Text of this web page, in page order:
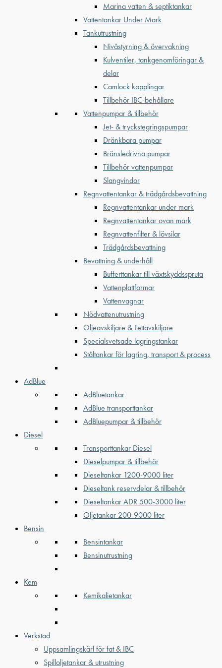
Marina vatten & septiktankar
Vattentankar Under Mark
Tankutrustning
Nivåstyrning & övervakning
Kulventiler, tankgenomföringar &
delar
Camlock kopplingar
Tillbehör IBC-behållare
Vattenpumpar & tillbehör
Jet- & tryckstegringspumpar
Dränkbara pumpar
Bränsledrivna pumpar
Tillbehör vattenpumpar
Slangvindor
Regnvattentankar & trädgårdsbevattning
Regnvattentankar under mark
Regnvattentankar ovan mark
Regnvattenfilter & lövsilar
Trädgårdsbevattning
Bevattning & underhåll
Bufferttankar till växtskyddsspruta
Vattenplattformar
Vattenvagnar
Nödvattenutrustning
Oljeavskiljare & Fettavskiljare
Specialsvetsade lagringstankar
Ståltankar för lagring, transport & process
AdBlue
AdBluetankar
AdBlue transporttankar
AdBluepumpar & tillbehör
Diesel
Transporttankar Diesel
Dieselpumpar & tillbehör
Dieseltankar 1200-9000 liter
Dieseltank reservdelar & tillbehör
Dieseltankar ADR 500-3000 liter
Oljetankar 200-9000 liter
Bensin
Bensintankar
Bensinutrustning
Kem
Kemikalietankar
Verkstad
Uppsamlingskärl för fat & IBC
Spilloljetankar & utrustning